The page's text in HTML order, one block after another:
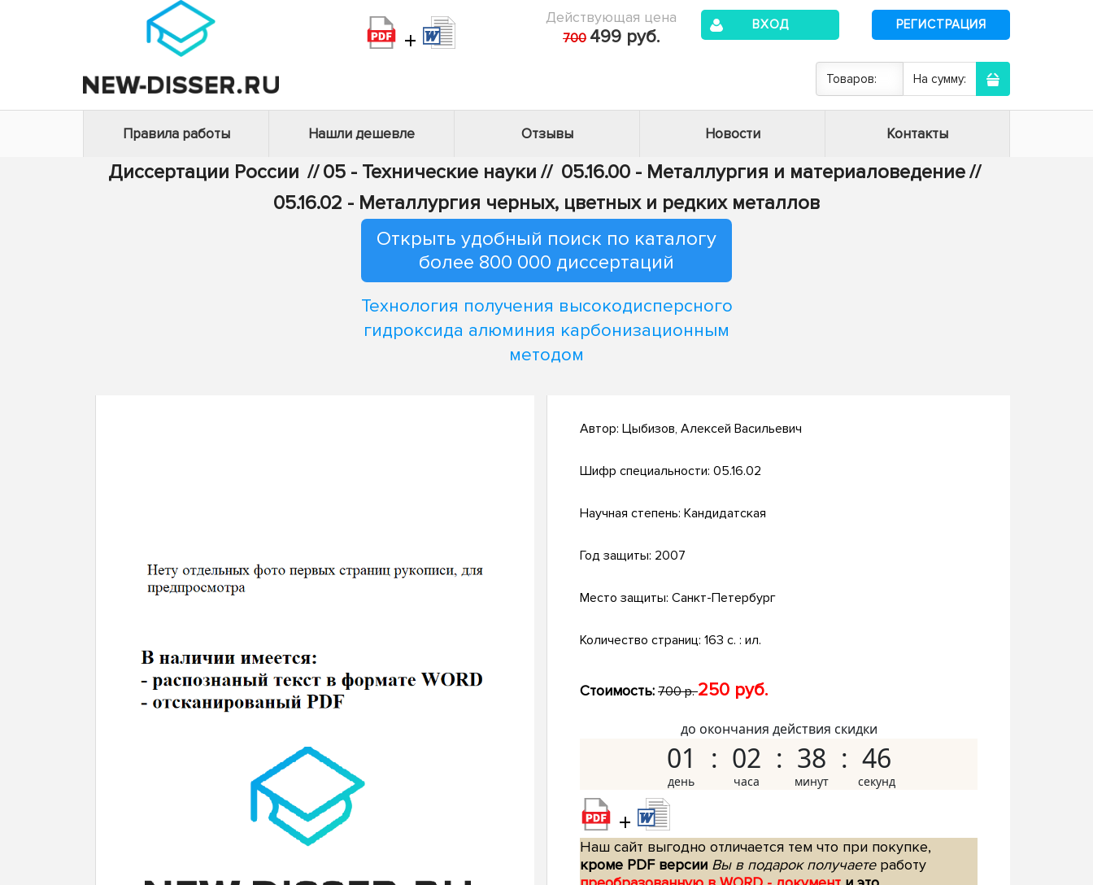
+
Действующая цена
700 499 руб.
ВХОД РЕГИСТРАЦИЯ
Товаров: На сумму:
Правила работы Нашли дешевле Отзывы Новости Контакты
Диссертации России // 05 - Технические науки // 05.16.00 - Металлургия и материаловедение//
05.16.02 - Металлургия черных, цветных и редких металлов
Открыть удобный поиск по каталогу
более 800 000 диссертаций
Технология получения высокодисперсного
гидроксида алюминия карбонизационным
методом
Автор: Цыбизов, Алексей Васильевич
Шифр специальности: 05.16.02
Научная степень: Кандидатская
Год защиты: 2007
Место защиты: Санкт-Петербург
Количество страниц: 163 с. : ил.
Стоимость: 700 р.250 руб.
до окончания действия скидки
01 02 38 45
+
Наш сайт выгодно отличается тем что при покупке,
кроме PDF версии Вы в подарок получаетеработу